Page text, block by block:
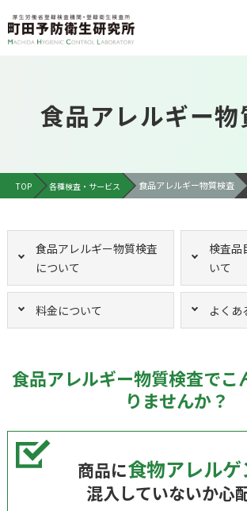
食品アレルギー物
TOP 各種検査・サービス 食品アレルギー物質検査
食品アレルギー物質検査
について
検査品
いて
料金について よくあ
食品アレルギー物質検査でこ
りませんか？
商品に食物アレルゲ
混入していないか心